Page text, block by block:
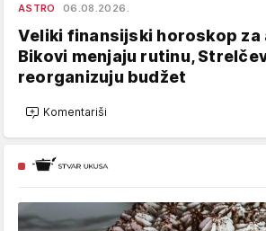
ASTRO 06.08.2026.
Veliki finansijski horoskop za
Bikovi menjaju rutinu,
reorganizuju budžet
Komentariši